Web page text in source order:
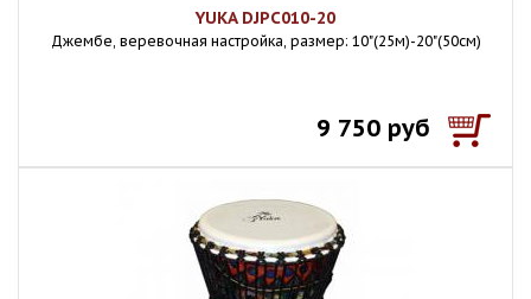
YUKA DJPC010-20
Джембе, веревочная настройка, размер: 10"(25м)-20"(50см)
9 750 руб